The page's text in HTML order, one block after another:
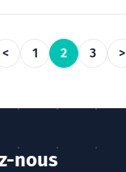
< 1 2 3 >
nous